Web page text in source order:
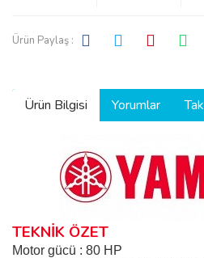
Ürün Paylaş :
Ürün Bilgisi Yorumlar
TEKNİK ÖZET
Motor gücü : 80 HP